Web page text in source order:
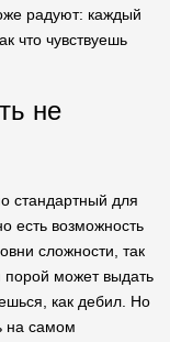
радуют: каждый
что чувствуешь
не
стандартный для
есть возможность
сложности, так
порой может выдать
как дебил. Но
на самом